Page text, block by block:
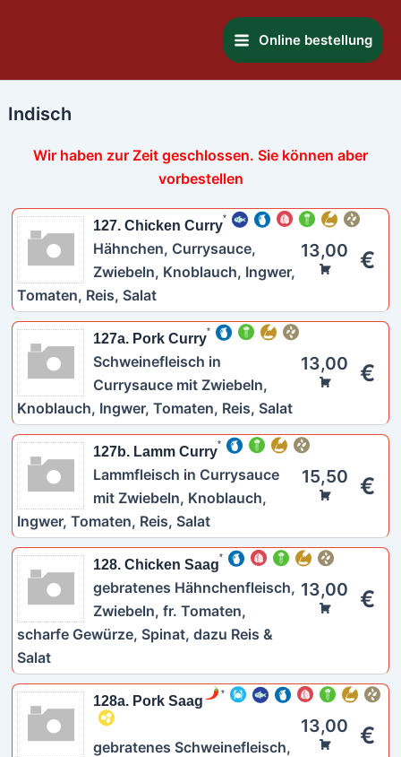
Main
Menu
Online bestellung
Indisch
Wir haben zur Zeit geschlossen. Sie können aber
vorbestellen
127. Chicken Curry
13,00 €
Hähnchen, Currysauce,
Zwiebeln, Knoblauch, Ingwer,
Tomaten, Reis, Salat
127a. Pork Curry
13,00 €
Schweinefleisch in
Currysauce mit Zwiebeln,
Knoblauch, Ingwer, Tomaten, Reis, Salat
127b. Lamm Curry
15,50 €
Lammfleisch in Currysauce
mit Zwiebeln, Knoblauch,
Ingwer, Tomaten, Reis, Salat
128. Chicken Saag
13,00 €
gebratenes Hähnchenfleisch,
Zwiebeln, fr. Tomaten,
scharfe Gewürze, Spinat, dazu Reis &
Salat
128a. Pork Saag
13,00 €
gebratenes Schweinefleisch,